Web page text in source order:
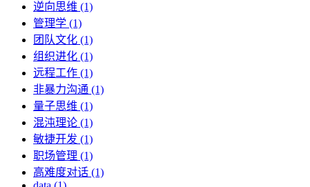
逆向思维 (1)
管理学 (1)
团队文化 (1)
组织进化 (1)
远程工作 (1)
非暴力沟通 (1)
量子思维 (1)
混沌理论 (1)
敏捷开发 (1)
职场管理 (1)
高难度对话 (1)